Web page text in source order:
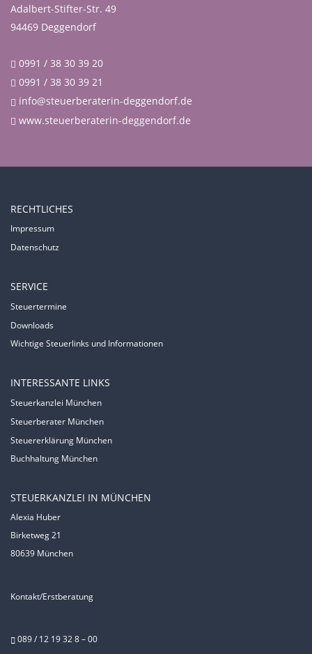
Adalbert-Stifter-Str. 49
94469 Deggendorf
0991 / 38 30 39 20
0991 / 38 30 39 21
info@steuerberaterin-deggendorf.de
www.steuerberaterin-deggendorf.de
RECHTLICHES
Impressum
Datenschutz
SERVICE
Steuertermine
Downloads
Wichtige Steuerlinks und Informationen
INTERESSANTE LINKS
Steuerkanzlei München
Steuerberater München
Steuererklärung München
Buchhaltung München
STEUERKANZLEI IN MÜNCHEN
Alexia Huber
Birketweg 21
80639 München
Kontakt/Erstberatung
089 / 12 19 32 8 – 00